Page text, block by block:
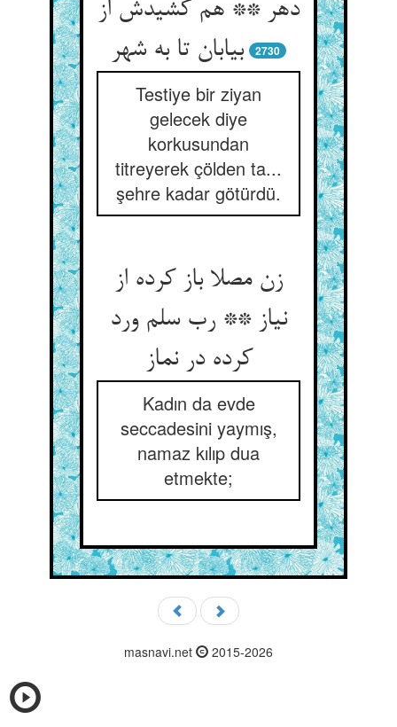
دهر ** هم کشیدش از
بیابان تا به شهر
2730
Testiye bir ziyan
gelecek diye
korkusundan
titreyerek çölden ta...
şehre kadar götürdü.
زن مصلا باز کرده از
نیاز ** رب سلم ورد
کرده در نماز
Kadın da evde
seccadesini yaymış,
namaz kılıp dua
etmekte;
masnavi.net 2015-2026